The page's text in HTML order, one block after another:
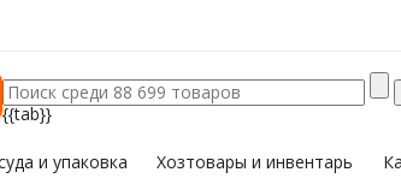
{{tab}}
и упаковка Хозтоварыи инвентарь